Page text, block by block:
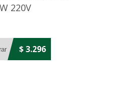
220V
$ 3.296